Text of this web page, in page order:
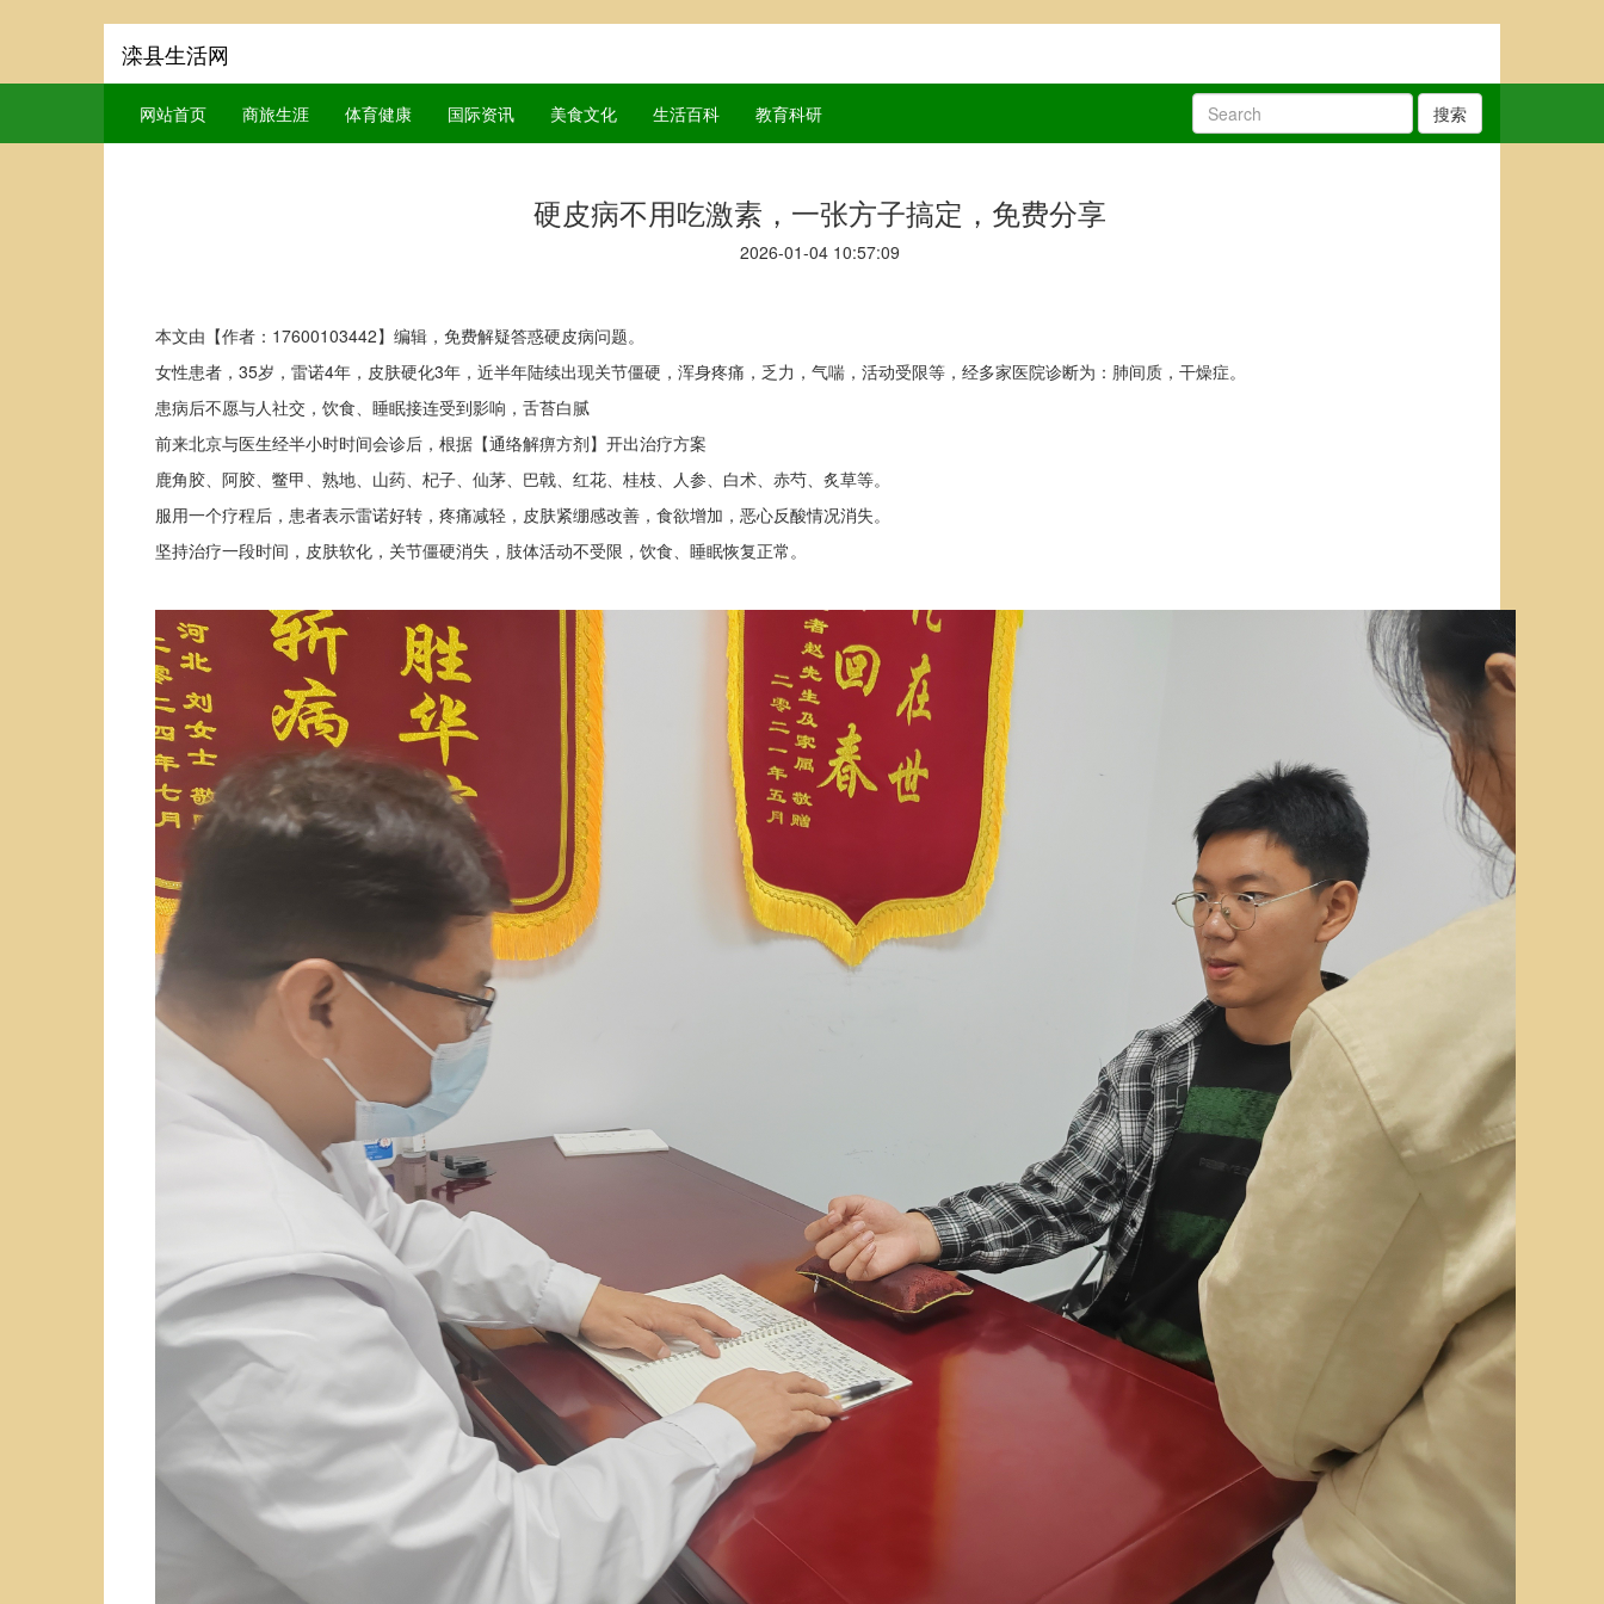
滦县生活网
网站首页 商旅生涯 体育健康 国际资讯 美食文化 生活百科 教育科研 搜索
硬皮病不用吃激素，一张方子搞定，免费分享
2026-01-04 10:57:09
本文由【作者：17600103442】编辑，免费解疑答惑硬皮病问题。
女性患者，35岁，雷诺4年，皮肤硬化3年，近半年陆续出现关节僵硬，浑身疼痛，乏力，气喘，活动受限等，经多家医院诊断为：肺间质，干燥症。
患病后不愿与人社交，饮食、睡眠接连受到影响，舌苔白腻
前来北京与医生经半小时时间会诊后，根据【通络解痹方剂】开出治疗方案
鹿角胶、阿胶、鳖甲、熟地、山药、杞子、仙茅、巴戟、红花、桂枝、人参、白术、赤芍、炙草等。
服用一个疗程后，患者表示雷诺好转，疼痛减轻，皮肤紧绷感改善，食欲增加，恶心反酸情况消失。
坚持治疗一段时间，皮肤软化，关节僵硬消失，肢体活动不受限，饮食、睡眠恢复正常。